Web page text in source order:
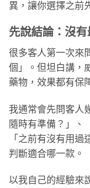
異，讓你選擇之前
先說結論：沒
很多客人第一次來
個」。但坦白講，
藥物，效果都有保
我通常會先問客人
隨時有準備？」、
「之前有沒有用
判斷適合哪一款。
以我自己的經驗來